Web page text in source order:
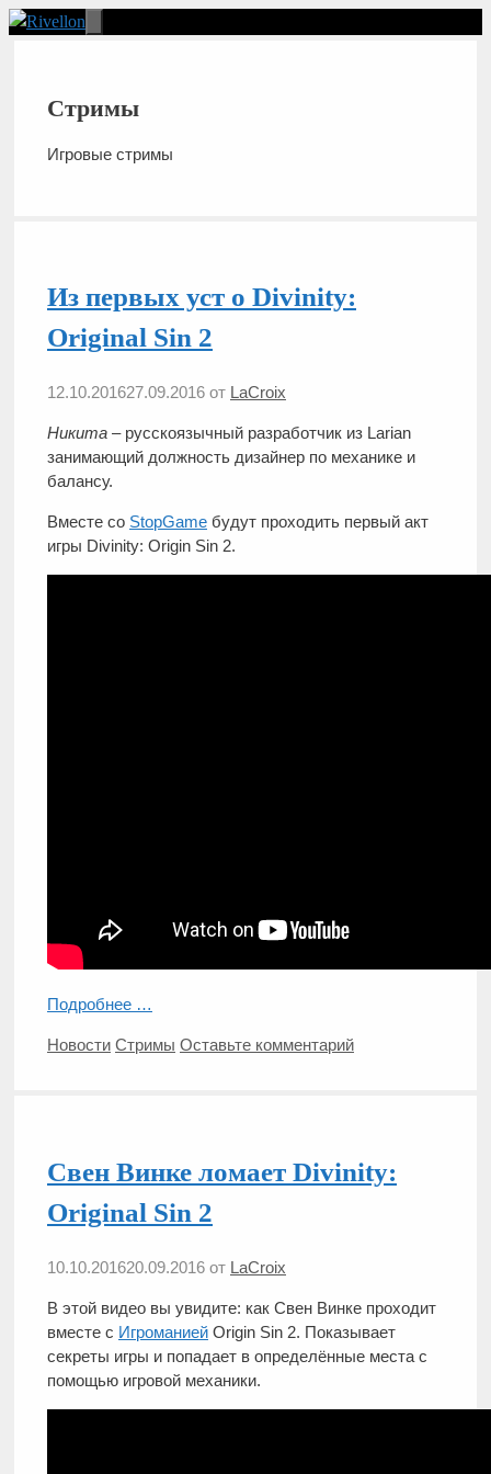
Перейти
Стримы
Игровые стримы
Из первых уст о Divinity:
Original Sin 2
12.10.201627.09.2016 от LaCroix
Никита – русскоязычный разработчик из Larian
занимающий должность дизайнер по механике и
балансу.
Вместе со StopGame будут проходить первый акт
игры Divinity: Origin Sin 2.
Подробнее …
Рубрики
Новости Метки
Стримы Оставьте комментарий
Свен Винке ломает Divinity:
Original Sin 2
10.10.201620.09.2016 от LaCroix
В этой видео вы увидите: как Свен Винке проходит
вместе с Игроманией Origin Sin 2. Показывает
секреты игры и попадает в определённые места с
помощью игровой механики.